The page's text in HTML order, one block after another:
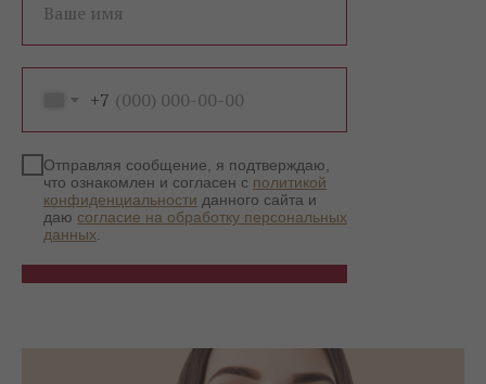
стерильности и подход врача, а не просто
«мастера», про которого толком ничего не
Ваше имя
+7
Отправляя сообщение, я подтверждаю,
что ознакомлен и согласен с политикой
конфиденциальности данного сайта и
даю согласие на обработку персональных
данных